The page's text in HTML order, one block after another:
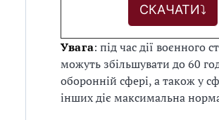
СКАЧАТИ⤵️
Увага: під час дії воєнного
можуть збільшувати до 60
оборонній сфері, а також у
інших діє максимальна